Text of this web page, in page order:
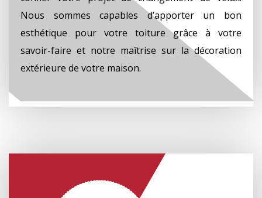
Nous sommes capables d’apporter un bon
esthétique pour votre toiture grâce à votre
savoir-faire et notre maîtrise sur la décoration
extérieure de votre maison.